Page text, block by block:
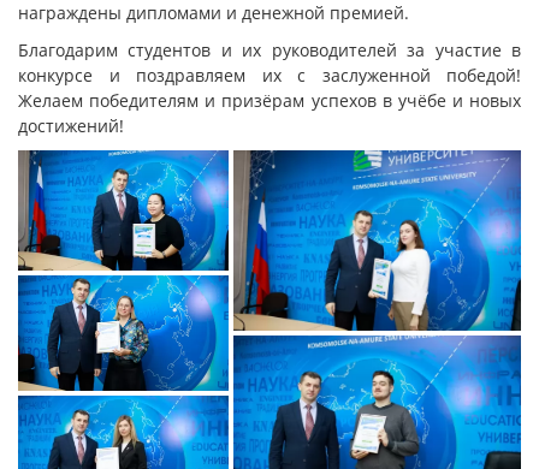
награждены дипломами и денежной премией.
Благодарим студентов и их руководителей за участие в
конкурсе и поздравляем их с заслуженной победой!
Желаем победителям и призёрам успехов в учёбе и новых
достижений!